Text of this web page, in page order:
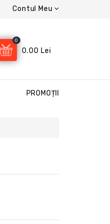
Contul Meu
0
0.00 Lei
PROMOȚII